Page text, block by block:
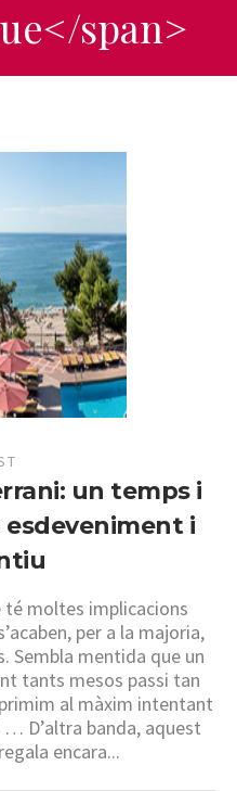
span>
un temps i
i
té moltes implicacions
per a la majoria,
Sembla mentida que un
tants mesos passi tan
al màxim intentant
… D’altra banda, aquest
encara...